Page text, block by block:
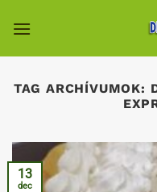
TAG ARCHÍVUMOK:
13
dec